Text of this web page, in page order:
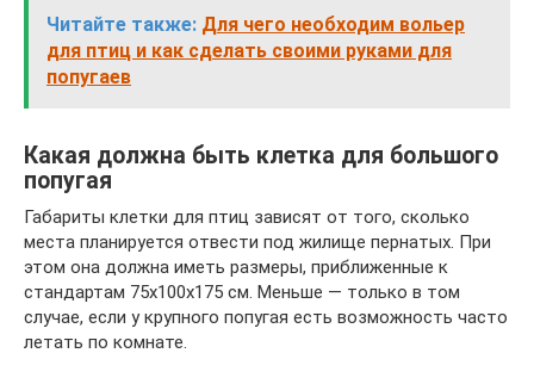
Читайте также: Для чего необходим вольер
для птиц и как сделать своими руками для
попугаев
Какая должна быть клетка для большого
попугая
Габариты клетки для птиц зависят от того, сколько
места планируется отвести под жилище пернатых. При
этом она должна иметь размеры, приближенные к
стандартам 75х100х175 см. Меньше — только в том
случае, если у крупного попугая есть возможность часто
летать по комнате.